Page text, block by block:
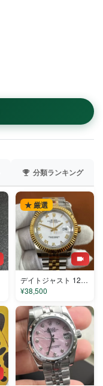
分類ランキング
★ 厳選
デイトジャスト 126333-001 コピー
¥38,500